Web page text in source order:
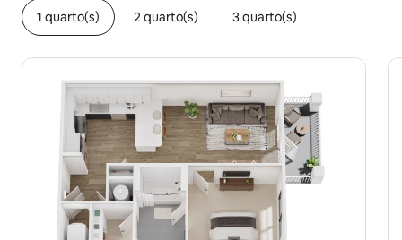
1 quarto(s) 2 quarto(s) 3 quarto(s)